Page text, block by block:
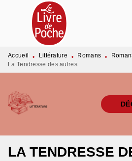
MENU RECHERCHE
PIED DE PAGE
Accueil • Littérature • Romans •
La Tendresse des autres
LA TENDRESSE